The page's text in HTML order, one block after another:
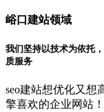
峪口建站领域
我们坚持以技术为依托
质服务
seo建站想优化又想
擎喜欢的企业网站